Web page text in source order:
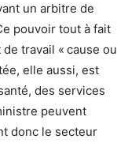
un arbitre de
pouvoir tout à fait
travail « cause ou
elle aussi, est
des services
peuvent
donc le secteur